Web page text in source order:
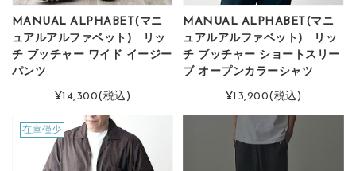
MANUAL ALPHABET(マニ
ュアルアルファベット) リッ
チ ブッチャー ワイド イージー
パンツ
¥14,300(税込)
MANUAL ALPHABET(マニ
ュアルアルファベット) リッ
チ ブッチャー ショートスリー
ブ オープンカラーシャツ
¥13,200(税込)
在庫僅少